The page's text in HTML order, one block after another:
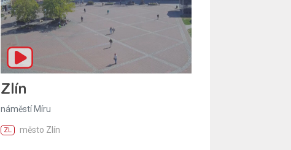
Zlín
náměstí Míru
ZL město Zlín